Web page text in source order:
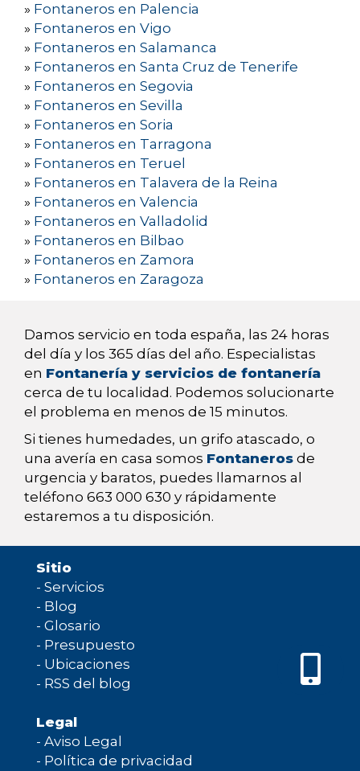
» Fontaneros en Palencia
» Fontaneros en Vigo
» Fontaneros en Salamanca
» Fontaneros en Santa Cruz de Tenerife
» Fontaneros en Segovia
» Fontaneros en Sevilla
» Fontaneros en Soria
» Fontaneros en Tarragona
» Fontaneros en Teruel
» Fontaneros en Talavera de la Reina
» Fontaneros en Valencia
» Fontaneros en Valladolid
» Fontaneros en Bilbao
» Fontaneros en Zamora
» Fontaneros en Zaragoza
Damos servicio en toda españa, las 24 horas
del día y los 365 días del año. Especialistas
en Fontanería y servicios de fontanería
cerca de tu localidad. Podemos solucionarte
el problema en menos de 15 minutos.
Si tienes humedades, un grifo atascado, o
una avería en casa somos Fontaneros de
urgencia y baratos, puedes llamarnos al
teléfono 663 000 630 y rápidamente
estaremos a tu disposición.
Sitio
- Servicios
- Blog
- Glosario
- Presupuesto
- Ubicaciones
- RSS del blog
Legal
- Aviso Legal
- Política de privacidad